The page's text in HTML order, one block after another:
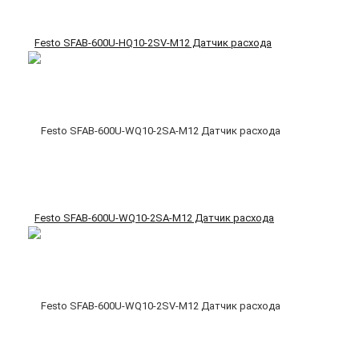
Festo SFAB-600U-HQ10-2SV-M12 Датчик расхода
Festo SFAB-600U-WQ10-2SA-M12 Датчик расхода